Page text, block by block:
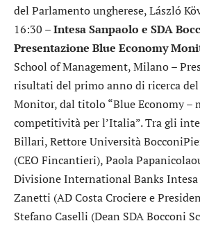
del Parlamento ungherese, László
16:30 –Intesa Sanpaolo e SDA
Presentazione Blue Economy
School of Management, Milano –
risultati del primo anno di ricerca
Monitor, dal titolo “Blue Economy –
competitività per l’Italia”. Tra gli
Billari, Rettore Università
(CEO Fincantieri), Paola
Divisione International Banks Intesa
Zanetti (AD Costa Crociere e
Stefano Caselli (Dean SDA Bocconi